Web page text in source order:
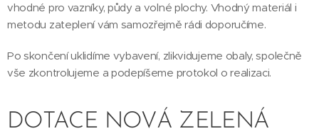
vhodné pro vazníky, půdy a volné plochy. Vhodný materiál i
metodu zateplení vám samozřejmě rádi doporučíme.
Po skončení uklidíme vybavení, zlikvidujeme obaly, společně
vše zkontrolujeme a podepíšeme protokol o realizaci.
DOTACE NOVÁ ZELENÁ